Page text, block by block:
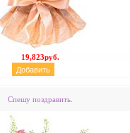
19,823руб.
Спешу поздравить.